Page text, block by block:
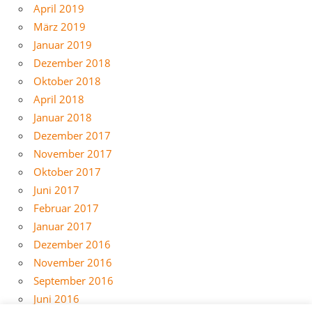
April 2019
März 2019
Januar 2019
Dezember 2018
Oktober 2018
April 2018
Januar 2018
Dezember 2017
November 2017
Oktober 2017
Juni 2017
Februar 2017
Januar 2017
Dezember 2016
November 2016
September 2016
Juni 2016